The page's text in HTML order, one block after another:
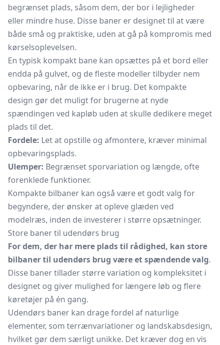
begrænset plads, såsom dem, der bor i lejligheder
eller mindre huse. Disse baner er designet til at være
både små og praktiske, uden at gå på kompromis med
kørselsoplevelsen.
En typisk kompakt bane kan opsættes på et bord eller
endda på gulvet, og de fleste modeller tilbyder nem
opbevaring, når de ikke er i brug. Det kompakte
design gør det muligt for brugerne at nyde
spændingen ved kapløb uden at skulle dedikere meget
plads til det.
Fordele: Let at opstille og afmontere, kræver minimal
opbevaringsplads.
Ulemper: Begrænset sporvariation og længde, ofte
forenklede funktioner.
Kompakte bilbaner kan også være et godt valg for
begyndere, der ønsker at opleve glæden ved
modelræs, inden de investerer i større opsætninger.
Store baner til udendørs brug
For dem, der har mere plads til rådighed, kan store
bilbaner til udendørs brug være et spændende valg.
Disse baner tillader større variation og kompleksitet i
designet og giver mulighed for længere løb og flere
køretøjer på én gang.
Udendørs baner kan drage fordel af naturlige
elementer, som terrænvariationer og landskabsdesign,
hvilket gør dem særligt unikke. Det kræver dog en vis